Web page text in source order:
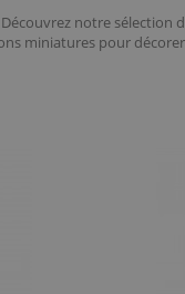
Découvrez notre sélection
miniatures pour